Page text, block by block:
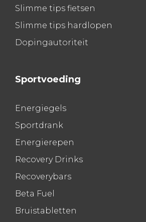
Slimme tips fietsen
Slimme tips hardlopen
Dopingautoriteit
Sportvoeding
Energiegels
Sportdrank
Energierepen
Recovery Drinks
Recoverybars
Beta Fuel
Bruistabletten